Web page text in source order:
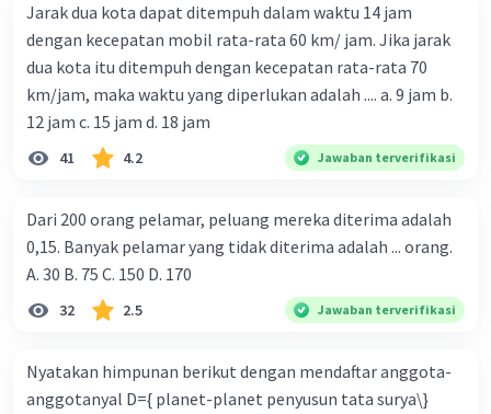
Jarak dua kota dapat ditempuh dalam waktu 14 jam
dengan kecepatan mobil rata-rata 60 km/ jam. Jika jarak
dua kota itu ditempuh dengan kecepatan rata-rata 70
km/jam, maka waktu yang diperlukan adalah .... a. 9 jam b.
12 jam c. 15 jam d. 18 jam
41 4.2 Jawaban terverifikasi
Dari 200 orang pelamar, peluang mereka diterima adalah
0,15. Banyak pelamar yang tidak diterima adalah ... orang.
A. 30 B. 75 C. 150 D. 170
32 2.5 Jawaban terverifikasi
Nyatakan himpunan berikut dengan mendaftar anggota-
anggotanyal D={ planet-planet penyusun tata surya\}